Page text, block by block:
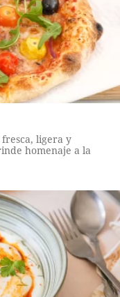
ligera y
homenaje a la